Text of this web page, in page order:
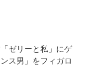
ゼリーと私」にゲ
ス男」をフィガロ